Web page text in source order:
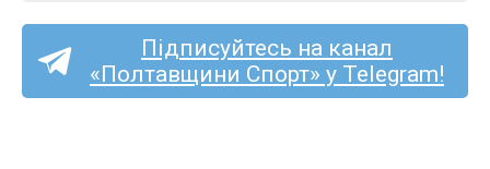
Підписуйтесь на канал
«Полтавщини Спорт» у Telegram!